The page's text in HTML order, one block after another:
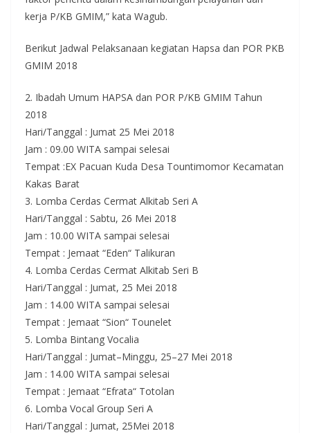
kerja P/KB GMIM,” kata Wagub.
Berikut Jadwal Pelaksanaan kegiatan Hapsa dan POR PKB
GMIM 2018
2. Ibadah Umum HAPSA dan POR P/KB GMIM Tahun
2018
Hari/Tanggal : Jumat 25 Mei 2018
Jam : 09.00 WITA sampai selesai
Tempat :EX Pacuan Kuda Desa Tountimomor Kecamatan
Kakas Barat
3. Lomba Cerdas Cermat Alkitab Seri A
Hari/Tanggal : Sabtu, 26 Mei 2018
Jam : 10.00 WITA sampai selesai
Tempat : Jemaat “Eden“ Talikuran
4. Lomba Cerdas Cermat Alkitab Seri B
Hari/Tanggal : Jumat, 25 Mei 2018
Jam : 14.00 WITA sampai selesai
Tempat : Jemaat “Sion“ Tounelet
5. Lomba Bintang Vocalia
Hari/Tanggal : Jumat–Minggu, 25–27 Mei 2018
Jam : 14.00 WITA sampai selesai
Tempat : Jemaat “Efrata“ Totolan
6. Lomba Vocal Group Seri A
Hari/Tanggal : Jumat, 25Mei 2018